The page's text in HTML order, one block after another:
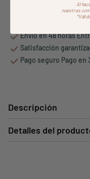
Envío en 48 horas
Satisfacción
Pago seguro Pago
Descripción
Detalles del
Al
nuestras